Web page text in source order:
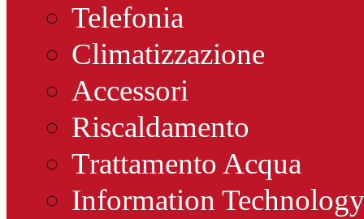
Telefonia
Climatizzazione
Accessori
Riscaldamento
Trattamento Acqua
Information Technology